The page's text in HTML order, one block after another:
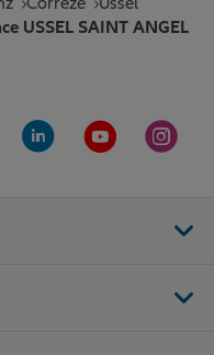
USSEL SAINT ANGEL
Facebook de Allianz
sur la page Twitter de
Aller sur la page
Aller sur la
Aller